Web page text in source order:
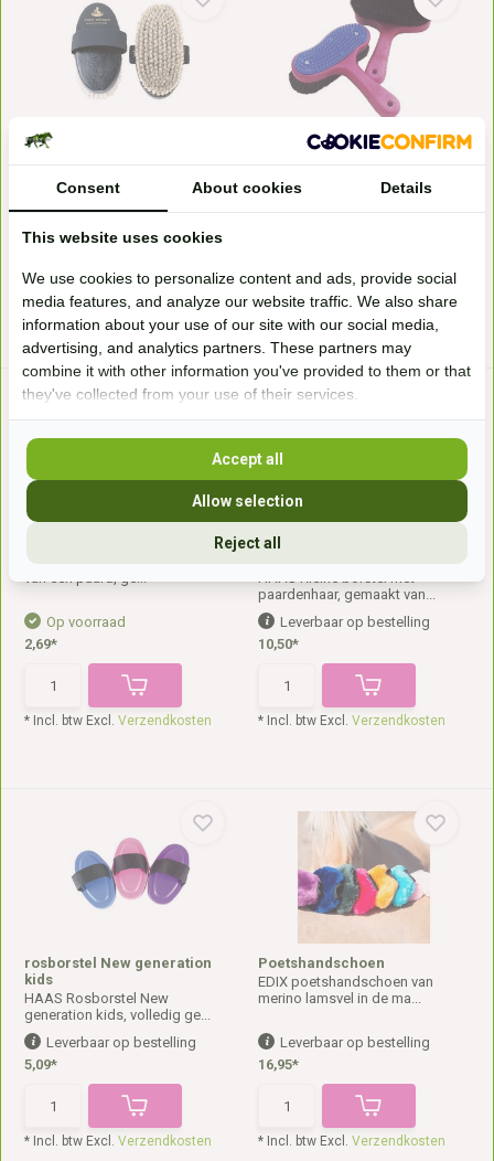
zachte borstel voor het hoofd
* Incl. btw Excl.Verzendkosten
Veulenborstel
* Incl. btw Excl. Verzendkosten
HAAS Igel Roskam voor de vacht
van een paard, ge...
Op voorraad
2,69*
* Incl. btw Excl.Verzendkosten
kleine borstel met
HAAS Kleine borstel met
paardenhaar, gemaakt van...
Leverbaar op bestelling
10,50*
* Incl. btw Excl. Verzendkosten
rosborstel New generation
kids
HAAS Rosborstel New
generation kids, volledig ge...
Leverbaar op bestelling
5,09*
* Incl. btw Excl.Verzendkosten
Poetshandschoen
EDIX poetshandschoen van
merino lamsvel in de ma...
Leverbaar op bestelling
16,95*
* Incl. btw Excl. Verzendkosten
Consent About cookies Details
This website uses cookies
We use cookies to personalize content and ads, provide social
media features, and analyze our website traffic. We also share
information about your use of our site with our social media,
advertising, and analytics partners. These partners may
combine it with other information you've provided to them or that
they've collected from your use of their services.
Reject all
Allow selection
Accept all